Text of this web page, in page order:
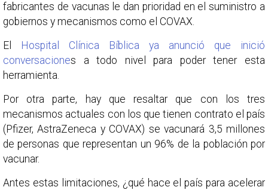
fabricantes de vacunas le dan prioridad en el suministro a
gobiernos y mecanismos como el COVAX.
El
Hospital Clínica Bíblica ya anunció que inició
conversaciones a todo nivel para poder tener esta
herramienta.
Por otra parte, hay que resaltar que con los tres
mecanismos actuales con los que tienen contrato el país
(Pfizer, AstraZeneca y COVAX) se vacunará 3,5 millones
de personas que representan un 96% de la población por
vacunar.
Antes estas limitaciones, ¿qué hace el país para acelerar